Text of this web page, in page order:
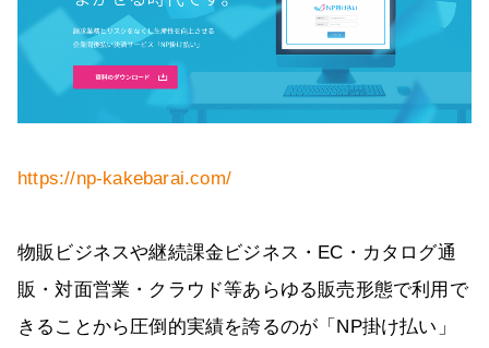
https://np-kakebarai.com/
物販ビジネスや継続課金ビジネス・EC・カタログ通
販・対面営業・クラウド等あらゆる販売形態で利用で
きることから圧倒的実績を誇るのが「NP掛け払い」